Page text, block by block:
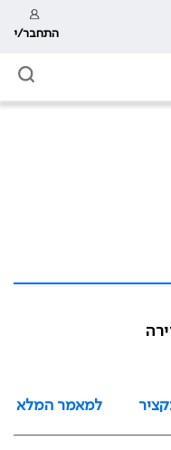
התחבר/י
למאמר המלא